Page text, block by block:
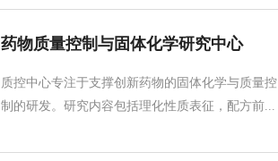
药物质量控制与固体化学研究中心
质控中心专注于支撑创新药物的固体化学与质量控
制的研发。研究内容包括理化性质表征，配方前...